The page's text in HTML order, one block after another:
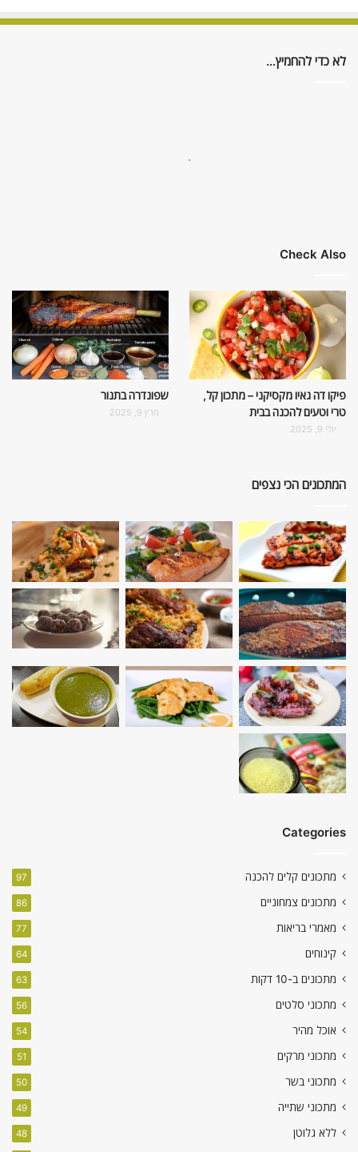
לא כדי להחמיץ…
Check Also
פיקו דה גאיו מקסיקני – מתכון קל,
טרי וטעים להכנה בבית
יולי 9, 2025
שפונדרה בתנור
מרץ 9, 2025
המתכונים הכי נצפים
Categories
מתכונים קלים להכנה 97
מתכונים צמחוניים 86
מאמרי בריאות 77
קינוחים 64
מתכונים ב-10 דקות 63
מתכוני סלטים 56
אוכל מהיר 54
מתכוני מרקים 51
מתכוני בשר 50
מתכוני שתייה 49
ללא גלוטן 48